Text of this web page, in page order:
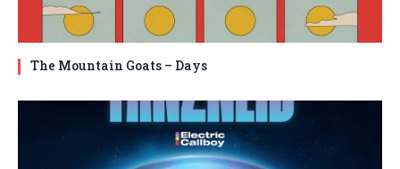
The Mountain Goats – Days